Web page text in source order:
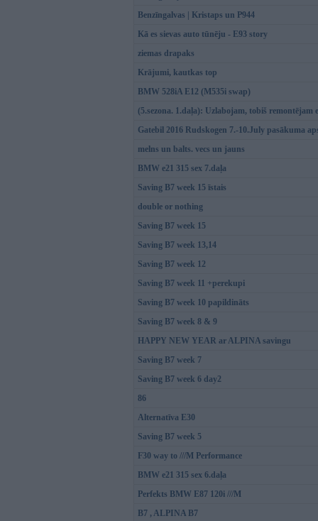
Benzīngalvas | Kristaps un P944
Kā es sievas auto tūnēju - E93 story
ziemas drapaks
Krājumi, kautkas top
BMW 528iA E12 (M535i swap)
(5.sezona. 1.daļa): Uzlabojam, tobiš remontējam
Gatebil 2016 Rudskogen 7.-10.July pasākuma
melns un balts. vecs un jauns
BMW e21 315 sex 7.daļa
Saving B7 week 15 īstais
double or nothing
Saving B7 week 15
Saving B7 week 13,14
Saving B7 week 12
Saving B7 week 11 +perekupi
Saving B7 week 10 papildināts
Saving B7 week 8 & 9
HAPPY NEW YEAR ar ALPINA savingu
Saving B7 week 7
Saving B7 week 6 day2
86
Alternatīva E30
Saving B7 week 5
F30 way to ///M Performance
BMW e21 315 sex 6.daļa
Perfekts BMW E87 120i ///M
B7 , ALPINA B7